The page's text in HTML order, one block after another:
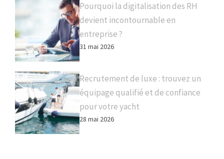
Pourquoi la digitalisation des RH
devient incontournable en
entreprise ?
31 mai 2026
Recrutement de luxe : trouvez un
équipage qualifié et de confiance
pour votre yacht
28 mai 2026